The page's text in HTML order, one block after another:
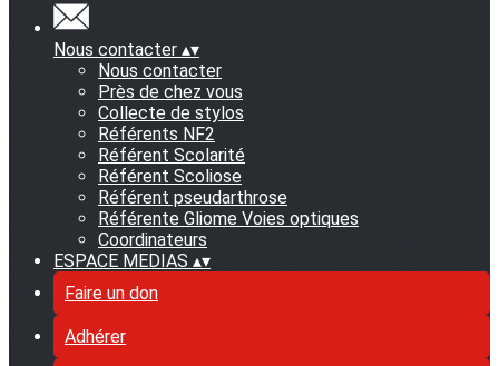
Nous contacter ▴▾
Nous contacter
Près de chez vous
Collecte de stylos
Référents NF2
Référent Scolarité
Référent Scoliose
Référent pseudarthrose
Référente Gliome Voies optiques
Coordinateurs
ESPACE MEDIAS ▴▾
Faire un don
Adhérer